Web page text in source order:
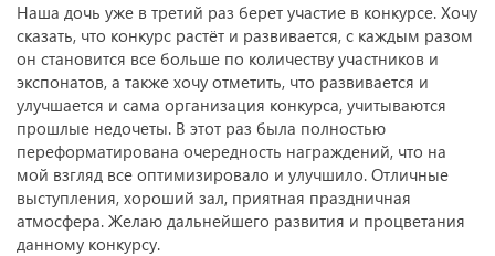
Наша дочь уже в третий раз берет участие в конкурсе. Хочу
сказать, что конкурс растёт и развивается, с каждым разом
он становится все больше по количеству участников и
экспонатов, а также хочу отметить, что развивается и
улучшается и сама организация конкурса, учитываются
прошлые недочеты. В этот раз была полностью
переформатирована очередность награждений, что на
мой взгляд все оптимизировало и улучшило. Отличные
выступления, хороший зал, приятная праздничная
атмосфера. Желаю дальнейшего развития и процветания
данному конкурсу.